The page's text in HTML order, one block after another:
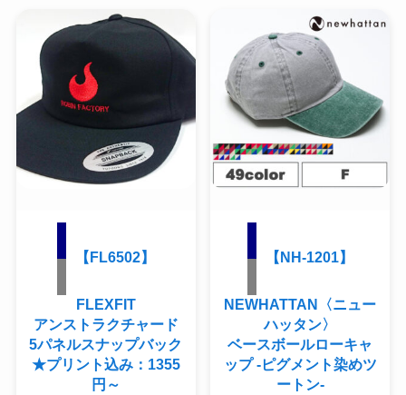
【FL6502】
FLEXFIT
アンストラクチャード
5パネルスナップバック
★プリント込み：1355
円～
【NH-1201】
NEWHATTAN〈ニュー
ハッタン〉
ベースボールローキャ
ップ -ピグメント染めツ
ートン-